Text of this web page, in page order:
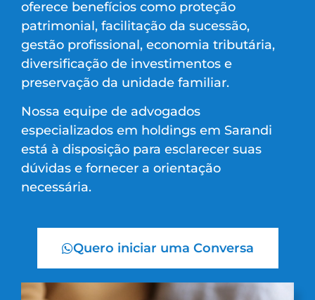
oferece benefícios como proteção
patrimonial, facilitação da sucessão,
gestão profissional, economia tributária,
diversificação de investimentos e
preservação da unidade familiar.
Nossa equipe de advogados
especializados em holdings em Sarandi
está à disposição para esclarecer suas
dúvidas e fornecer a orientação
necessária.
Quero iniciar uma Conversa